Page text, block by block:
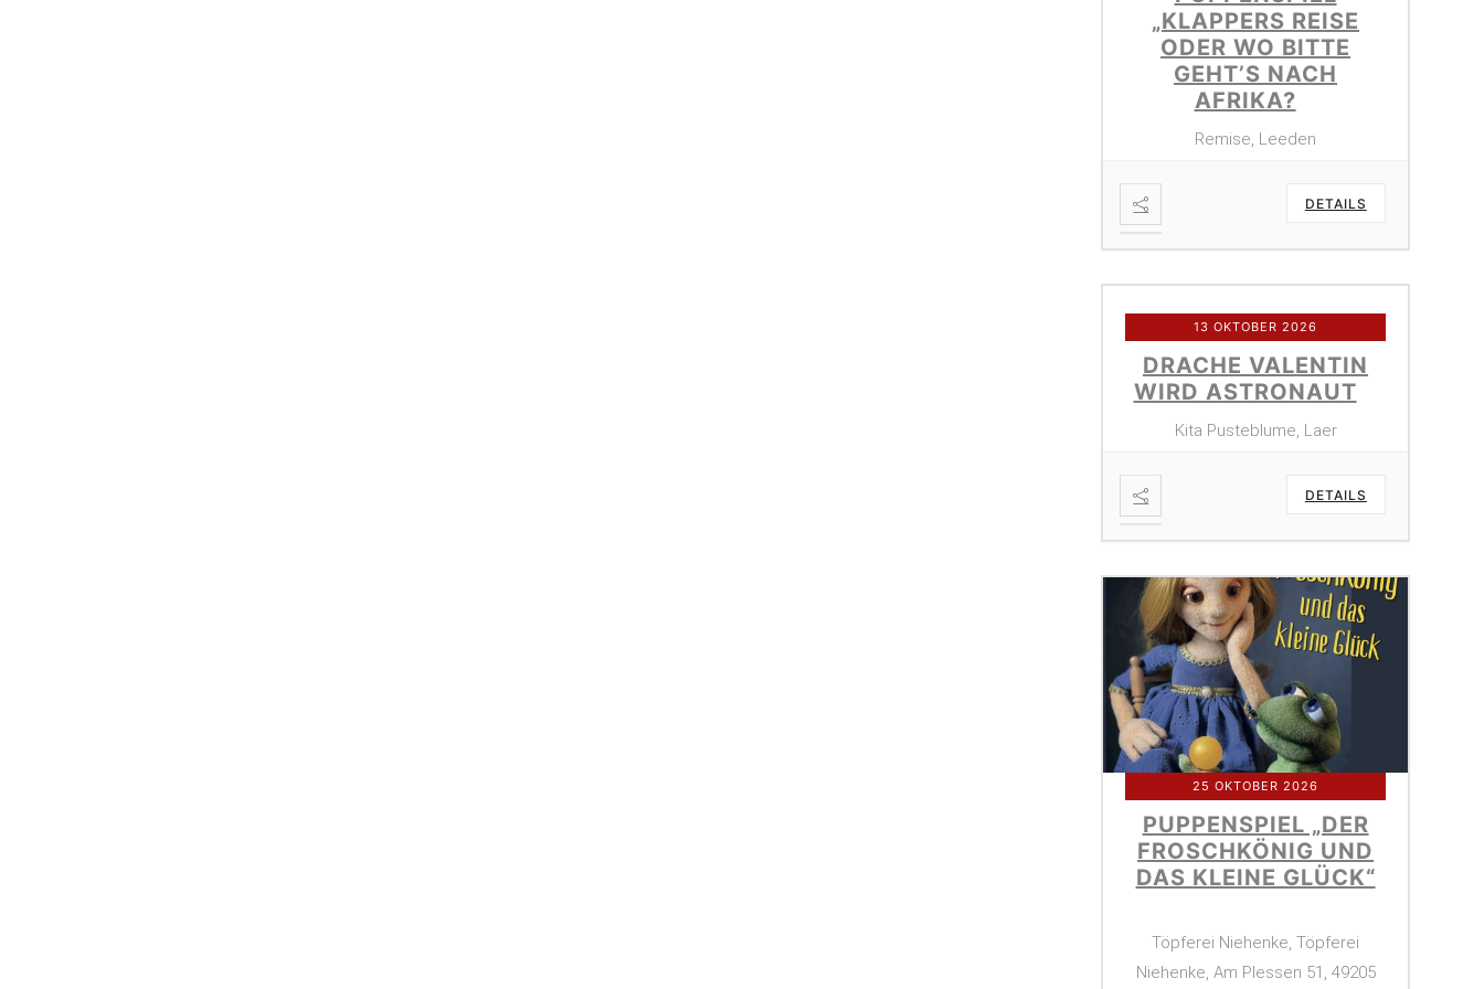
„KLAPPERS REISE
ODER WO BITTE
GEHT’S NACH
AFRIKA?
Remise, Leeden
DETAILS
13 OKTOBER 2026
DRACHE VALENTIN
WIRD ASTRONAUT
Kita Pusteblume, Laer
DETAILS
25 OKTOBER 2026
PUPPENSPIEL „DER
FROSCHKÖNIG UND
DAS KLEINE GLÜCK“
Töpferei Niehenke, Töpferei
Niehenke, Am Plessen 51, 49205